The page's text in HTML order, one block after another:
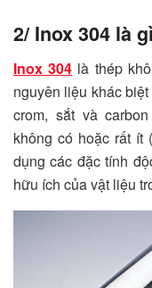
2/ Inox 304 là
Inox 304 là thép
nguyên liệu khác
crom, sắt và
không có hoặc rất ít
dụng các đặc tính
hữu ích của vật liệu